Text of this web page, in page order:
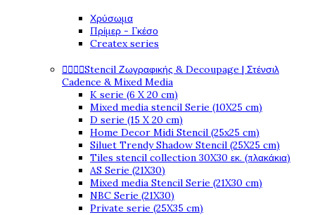
Χρύσωμα
Πρίμερ - Γκέσο
Createx series
Stencil Ζωγραφικής & Decoupage | Στένσιλ
Cadence & Mixed Media
K serie (6 X 20 cm)
Mixed media stencil Serie (10X25 cm)
D serie (15 X 20 cm)
Home Decor Midi Stencil (25x25 cm)
Siluet Trendy Shadow Stencil (25X25 cm)
Tiles stencil collection 30X30 εκ. (πλακάκια)
AS Serie (21X30)
Mixed media Stencil Serie (21X30 cm)
NBC Serie (21X30)
Private serie (25X35 cm)